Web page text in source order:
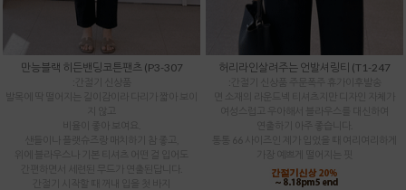
만능블랙 히든밴딩코튼팬츠 (P3-307
:간절기 신상품
비율이 좋아 보여요.
샌들이나 플랫슈즈랑 매치하기 참 좋고,
간절기 시작할 때 꺼내 입을 첫 바지
허리라인살려주는 언발셔링티 (T1-247
:간절기 신상품 주문폭주 휴가이후발송
면 소재의 라운드넥 티셔츠지만 디자인 자체가
여성스럽고 우아해서 블라우스를 대신하여
통통 66 사이즈인 제가 입었을 때 여리여리하게